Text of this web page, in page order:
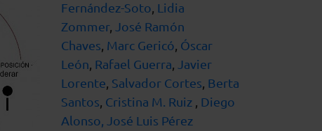
Fernández-Soto Lidia
Zommer, José Ramón
Chaves Marc Gericó Óscar
León Rafael Guerra
Javier
Lorente Salvador Cortes Berta
Santos Cristina M. Ruiz
Diego
Alonso,
José Luis Pérez